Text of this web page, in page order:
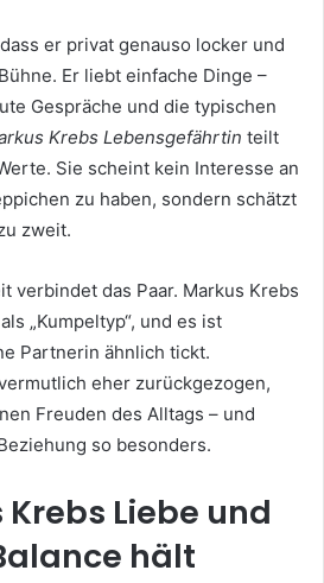
er privat genauso locker und
Er liebt einfache Dinge –
Gespräche und die typischen
Krebs Lebensgefährtin teilt
Sie scheint kein Interesse an
zu haben, sondern schätzt
zweit.
verbindet das Paar. Markus Krebs
„Kumpeltyp“, und es ist
Partnerin ähnlich tickt.
eher zurückgezogen,
Freuden des Alltags – und
so besonders.
Liebe und
hält